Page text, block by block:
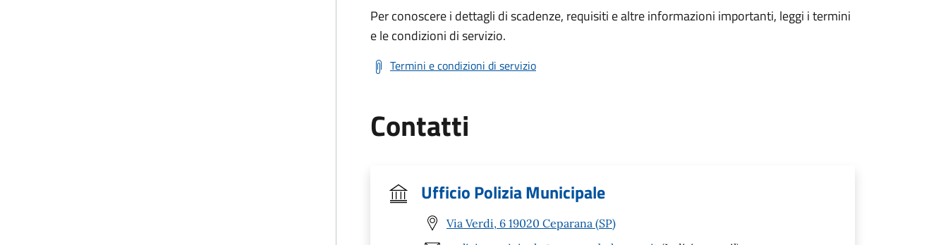
Per conoscere i dettagli di scadenze, requisiti e altre informazioni importanti, leggi i termini
e le condizioni di servizio.
Termini e condizioni di servizio
Contatti
Ufficio Polizia Municipale
Via Verdi, 6 19020 Ceparana (SP)